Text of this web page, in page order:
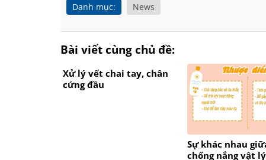
Danh mục: News
Bài viết cùng chủ đề:
Xử lý vết chai tay, chân
cứng đầu
Sự khác nhau
chống nắng vật